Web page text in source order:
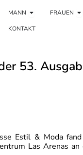
MANN Offener Mann
FRAUEN
KONTAKT
53.
Estil & Moda
Las Arenas